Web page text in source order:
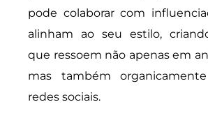
pode colaborar com
alinham ao seu estilo,
que ressoem não apenas em
mas também
redes sociais.